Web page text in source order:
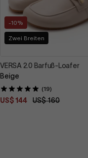
-10%
Zwei Breiten
VERSA 2.0 Barfuß-Loafer
Beige
(19)
US$ 144 US$ 160